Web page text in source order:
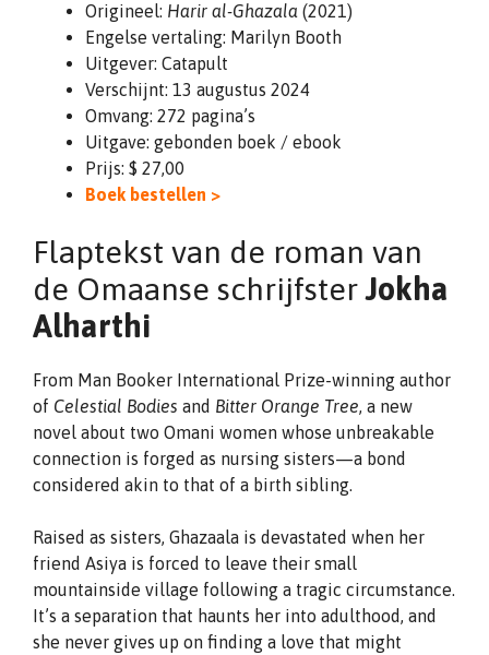
Origineel: Harir al-Ghazala (2021)
Engelse vertaling: Marilyn Booth
Uitgever: Catapult
Verschijnt: 13 augustus 2024
Omvang: 272 pagina’s
Uitgave: gebonden boek / ebook
Prijs: $ 27,00
Boek bestellen >
Flaptekst van de roman van
de Omaanse schrijfsterJokha
Alharthi
From Man Booker International Prize-winning author
of Celestial Bodies and Bitter Orange Tree, a new
novel about two Omani women whose unbreakable
connection is forged as nursing sisters—a bond
considered akin to that of a birth sibling.
Raised as sisters, Ghazaala is devastated when her
friend Asiya is forced to leave their small
mountainside village following a tragic circumstance.
It’s a separation that haunts her into adulthood, and
she never gives up on finding a love that might